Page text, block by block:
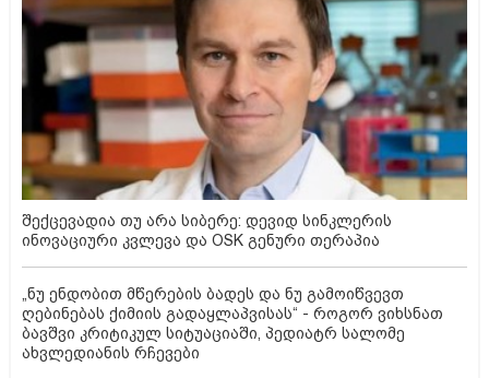
შექცევადია თუ არა სიბერე: დევიდ სინკლერის
ინოვაციური კვლევა და OSK გენური თერაპია
„ნუ ენდობით მწერების ბადეს და ნუ გამოიწვევთ
ღებინებას ქიმიის გადაყლაპვისას“ - როგორ ვიხსნათ
ბავშვი კრიტიკულ სიტუაციაში, პედიატრ სალომე
ახვლედიანის რჩევები